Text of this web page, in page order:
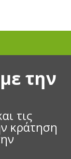
την
τις
κράτηση